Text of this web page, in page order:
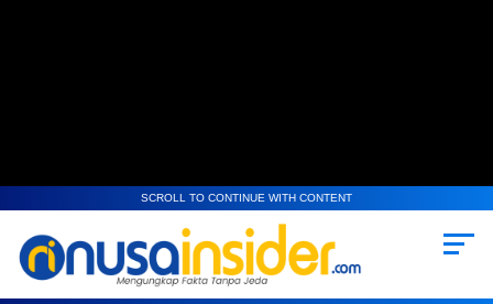
SCROLL TO CONTINUE WITH CONTENT